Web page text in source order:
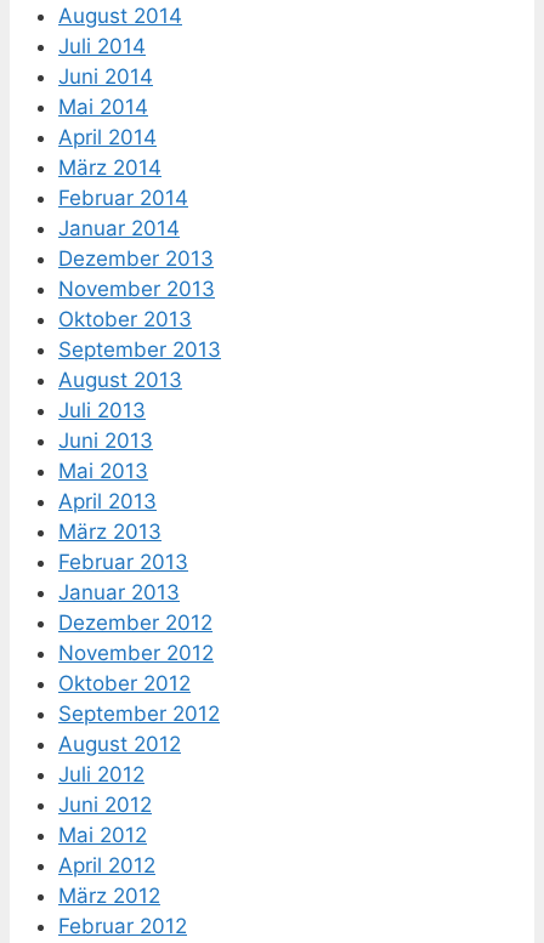
August 2014
Juli 2014
Juni 2014
Mai 2014
April 2014
März 2014
Februar 2014
Januar 2014
Dezember 2013
November 2013
Oktober 2013
September 2013
August 2013
Juli 2013
Juni 2013
Mai 2013
April 2013
März 2013
Februar 2013
Januar 2013
Dezember 2012
November 2012
Oktober 2012
September 2012
August 2012
Juli 2012
Juni 2012
Mai 2012
April 2012
März 2012
Februar 2012